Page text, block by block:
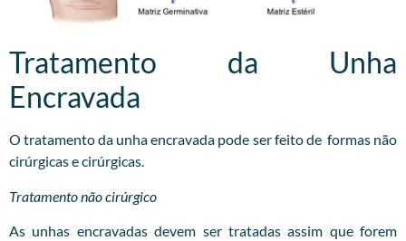
Tratamento da Unha
Encravada
O tratamento da unha encravada pode ser feito de formas não
cirúrgicas e cirúrgicas.
Tratamento não cirúrgico
As unhas encravadas devem ser tratadas assim que forem